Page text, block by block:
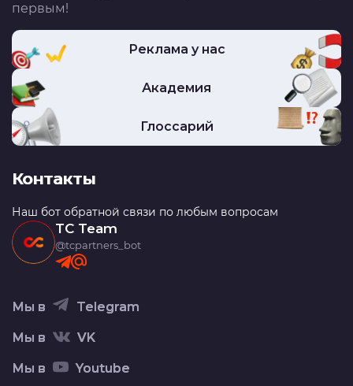
первым!
Реклама у нас
Академия
Глоссарий
Контакты
Наш бот обратной связи по любым вопросам
TC Team
@tcpartners_bot
Мы в Telegram
Мы в VK
Мы в Youtube